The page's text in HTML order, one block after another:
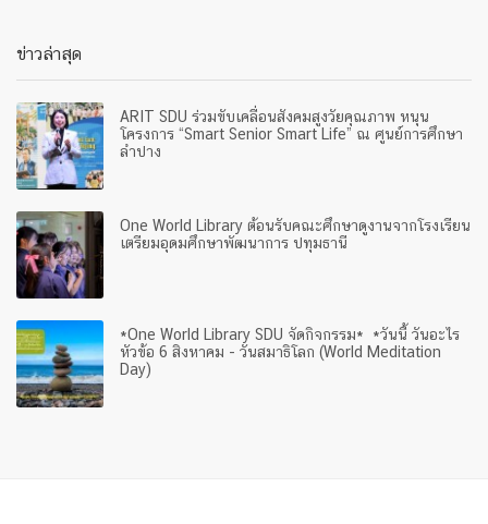
ข่าวล่าสุด
ARIT SDU ร่วมขับเคลื่อนสังคมสูงวัยคุณภาพ หนุน
โครงการ “Smart Senior Smart Life” ณ ศูนย์การศึกษา
ลำปาง
One World Library ต้อนรับคณะศึกษาดูงานจากโรงเรียน
เตรียมอุดมศึกษาพัฒนาการ ปทุมธานี
*One World Library SDU จัดกิจกรรม* *วันนี้ วันอะไร
หัวข้อ 6 สิงหาคม - วันสมาธิโลก (World Meditation
Day)